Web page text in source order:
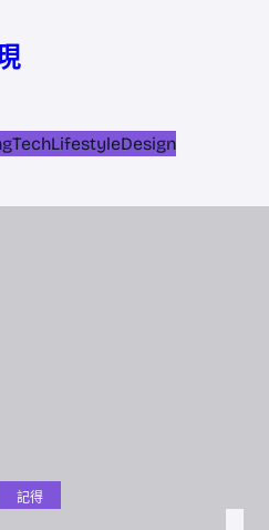
TechLifestyleDesign
記得